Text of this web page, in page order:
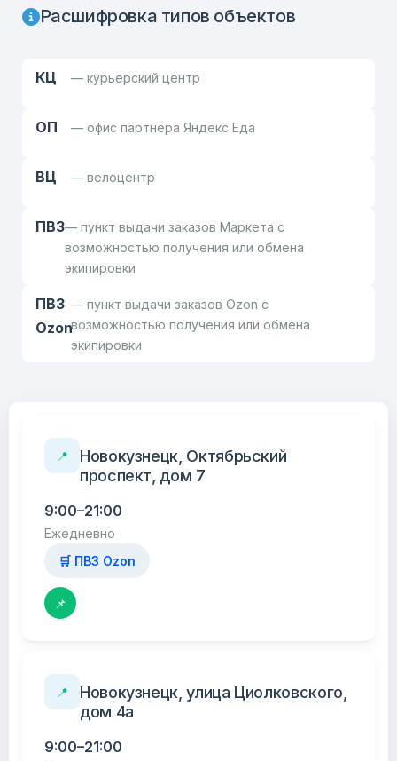
Расшифровка типов объектов
КЦ — курьерский центр
ОП — офис партнёра Яндекс Еда
ВЦ — велоцентр
ПВЗ— пункт выдачи заказов Маркета с
возможностью получения или обмена
экипировки
ПВЗ
Ozon
— пункт выдачи заказов Ozon с
возможностью получения или обмена
экипировки
📍
Новокузнецк, Октябрьский
проспект, дом 7
9:00–21:00
Ежедневно
🛒 ПВЗ Ozon
📌
📍
Новокузнецк, улица Циолковского,
дом 4а
9:00–21:00